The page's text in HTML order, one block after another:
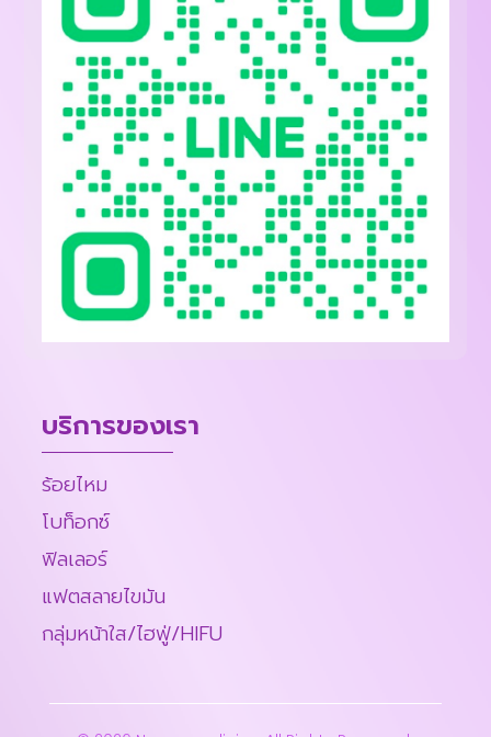
บริการของเรา
ร้อยไหม
โบท็อกซ์
ฟิลเลอร์
แฟตสลายไขมัน
กลุ่มหน้าใส/ไฮฟู่/HIFU